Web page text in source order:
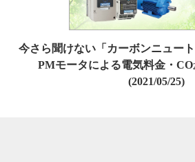
今さら聞けない「カーボンニュー
PMモータによる電気料金・CO
(2021/05/25)